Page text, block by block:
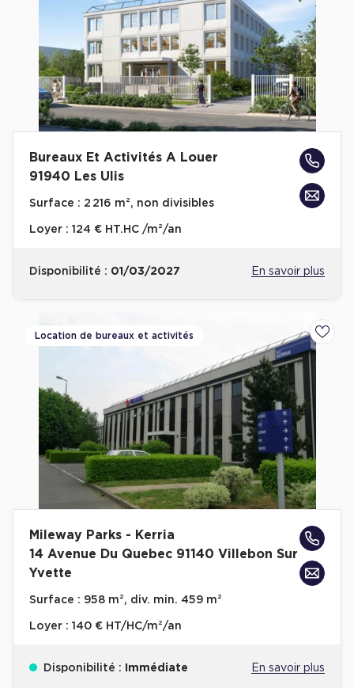
Bureaux Et Activités A Louer
91940 Les Ulis
Surface : 2 216 m², non divisibles
Loyer : 124 € HT.HC /m²/an
Disponibilité : 01/03/2027 En savoir plus
Location de bureaux et activités
Mileway Parks - Kerria
14 Avenue Du Quebec 91140 Villebon Sur
Yvette
Surface : 958 m², div. min. 459 m²
Loyer : 140 € HT/HC/m²/an
Disponibilité : Immédiate En savoir plus